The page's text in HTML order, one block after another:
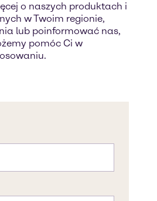
o naszych produktach i
w Twoim regionie,
lub poinformować nas,
pomóc Ci w